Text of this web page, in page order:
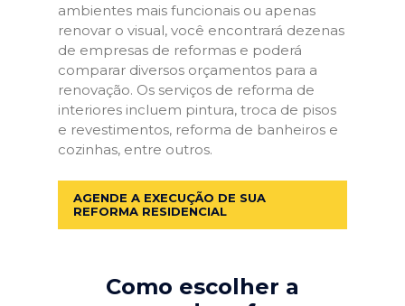
ambientes mais funcionais ou apenas
renovar o visual, você encontrará dezenas
de empresas de reformas e poderá
comparar diversos orçamentos para a
renovação. Os serviços de reforma de
interiores incluem pintura, troca de pisos
e revestimentos, reforma de banheiros e
cozinhas, entre outros.
AGENDE A EXECUÇÃO DE SUA
REFORMA RESIDENCIAL
Como escolher a